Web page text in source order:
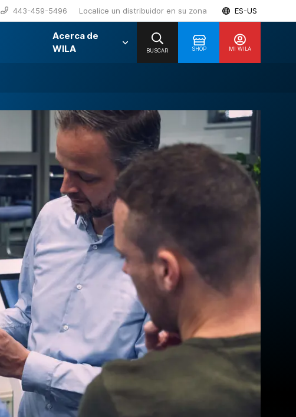
443-459-5496 Localice un distribuidor en su zona ES-US
Acerca de
WILA
SHOP MI WILA
BUSCAR